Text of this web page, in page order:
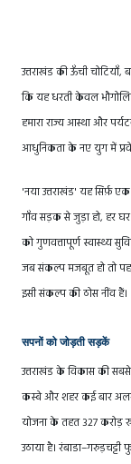
उत्तराखंड की ऊँची
कि यह धरती केवल
हमारा राज्य आस्था और
आधुनिकता के नए युग में
'नया उत्तराखंड' यह सिर्फ़
गाँव सड़क से जुड़ा हो, हर
को गुणवत्तापूर्ण स्वास्थ्य
जब संकल्प मजबूत हो तो
इसी संकल्प की ठोस नींव हैं।
सपनों को जोड़ती सड़कें
उत्तराखंड के विकास की सबसे
कस्बे और शहर कई बार
योजना के तहत 327 करोड़
उठाया है।